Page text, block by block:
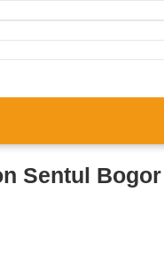
Sentul Bogor